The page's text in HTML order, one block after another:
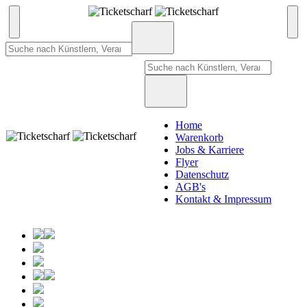
Home
Warenkorb
Jobs & Karriere
Flyer
Datenschutz
AGB's
Kontakt & Impressum